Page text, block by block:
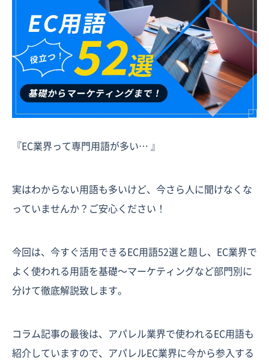
『EC業界って専門用語が多い… 』
実はわからない用語も多いけど、今さら人に聞けなくな
っていませんか？ご安心ください！
今回は、今すぐ活用できるEC用語52選と題し、EC業界で
よく使われる用語を基礎～マーケティングなど部門別に
分けて徹底解説致します。
コラム記事の最後は、アパレル業界で使われるEC用語も
紹介していますので、アパレルEC業界に今から参入する